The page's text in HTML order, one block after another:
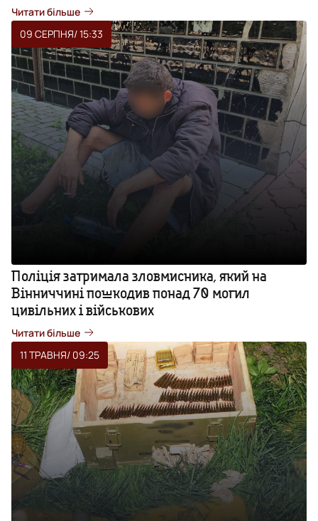
Читати більше
09 СЕРПНЯ/ 15:33
Поліція затримала зловмисника, який на
Вінниччині пошкодив понад 70 могил
цивільних і військових
Читати більше
11 ТРАВНЯ/ 09:25